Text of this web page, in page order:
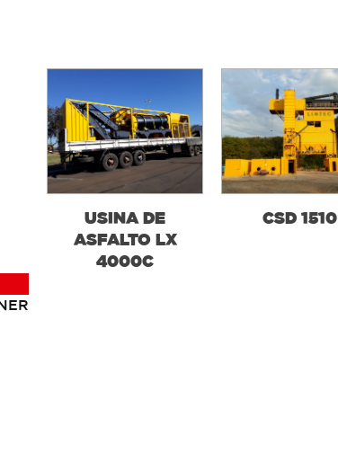
USINA DE
ASFALTO LX
4000C
CSD 1510